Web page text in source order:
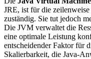
JRE, ist für die
zuständig. Sie tut jedoch
Die JVM verwaltet die
eine optimale Leistung
entscheidender Faktor für
Skalierbarkeit, die Java-